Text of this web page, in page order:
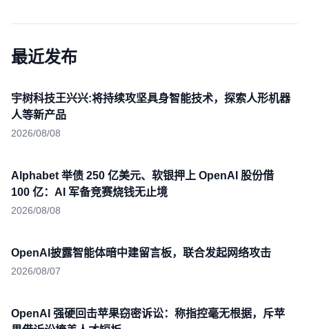
最近发布
宇树科技王兴兴:将持续攻坚具身智能技术，探索人形机器
人等新产品
2026/08/08
Alphabet 举债 250 亿美元、软银押上 OpenAI 股份借
100 亿：AI 军备竞赛烧钱无止境
2026/08/08
OpenAI披露智能体暗中建留言板，联合发起网络攻击
2026/08/07
OpenAI 强硬回击苹果窃密诉讼：称指控毫无根据，斥苹